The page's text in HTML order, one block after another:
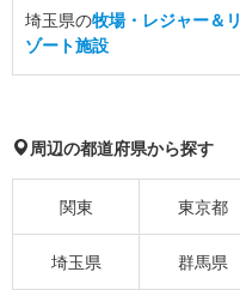
埼玉県の牧場・レジャー＆リ
ゾート施設
周辺の都道府県から探す
関東 東京都
埼玉県 群馬県